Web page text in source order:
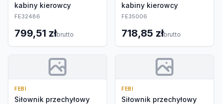
kabiny kierowcy
FE32486
799,51 złbrutto
kabiny kierowcy
FE35006
718,85 złbrutto
FEBI
Siłownik przechyłowy
FEBI
Siłownik przechyłowy